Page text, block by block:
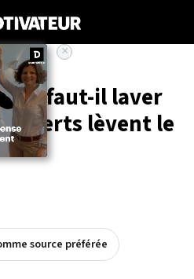
faut-il laver
experts lèvent le
source préférée
×